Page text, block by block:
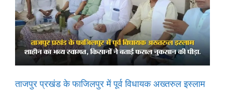
ताजपुर प्रखंड के फाजिलपुर में पूर्व विधायक अख्तरुल इस्लाम